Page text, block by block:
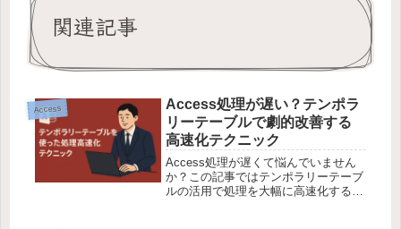
関連記事
Access
Access処理が遅い？テンポラ
リーテーブルで劇的改善する
高速化テクニック
Access処理が遅くて悩んでいません
か？この記事ではテンポラリーテーブ
ルの活用で処理を大幅に高速化するテ